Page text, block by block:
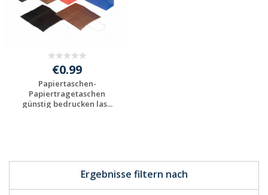
Ergebnisse filtern nach
€0.99
Papiertaschen-
Papiertragetaschen
günstig bedrucken las...